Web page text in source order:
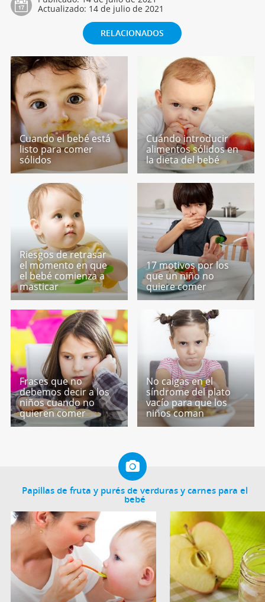
Actualizado: 14 de julio de 2021
RELACIONADOS
Cuando el bebé está
listo para comer
sólidos
Cuándo introducir
alimentos sólidos en
la dieta del bebé
Riesgos de retrasar
el momento en que
el bebé comienza a
masticar
17 motivos por los
que un niño no
quiere comer
Frases que no
debemos decir a los
niños cuando no
quieren comer
No caigas en el
síndrome del plato
vacío para que los
niños coman
Papillas de fruta y purés de verduras y carnes para el
bebé